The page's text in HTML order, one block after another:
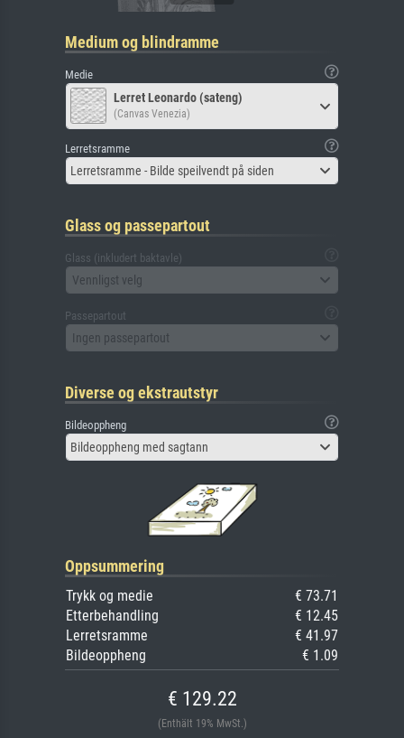
Medium og blindramme
Medie
Lerret Leonardo (sateng)
(Canvas Venezia)
Lerretsramme
Lerretsramme - Bilde speilvendt på siden
Glass og passepartout
Glass (inkludert baktavle)
Vennligst velg
Passepartout
Ingen passepartout
Diverse og ekstrautstyr
Bildeoppheng
Bildeoppheng med sagtann
Oppsummering
Trykk og medie
€ 73.71
Etterbehandling
€ 12.45
Lerretsramme
€ 41.97
Bildeoppheng
€ 1.09
€ 129.22
(Enthält 19% MwSt.)